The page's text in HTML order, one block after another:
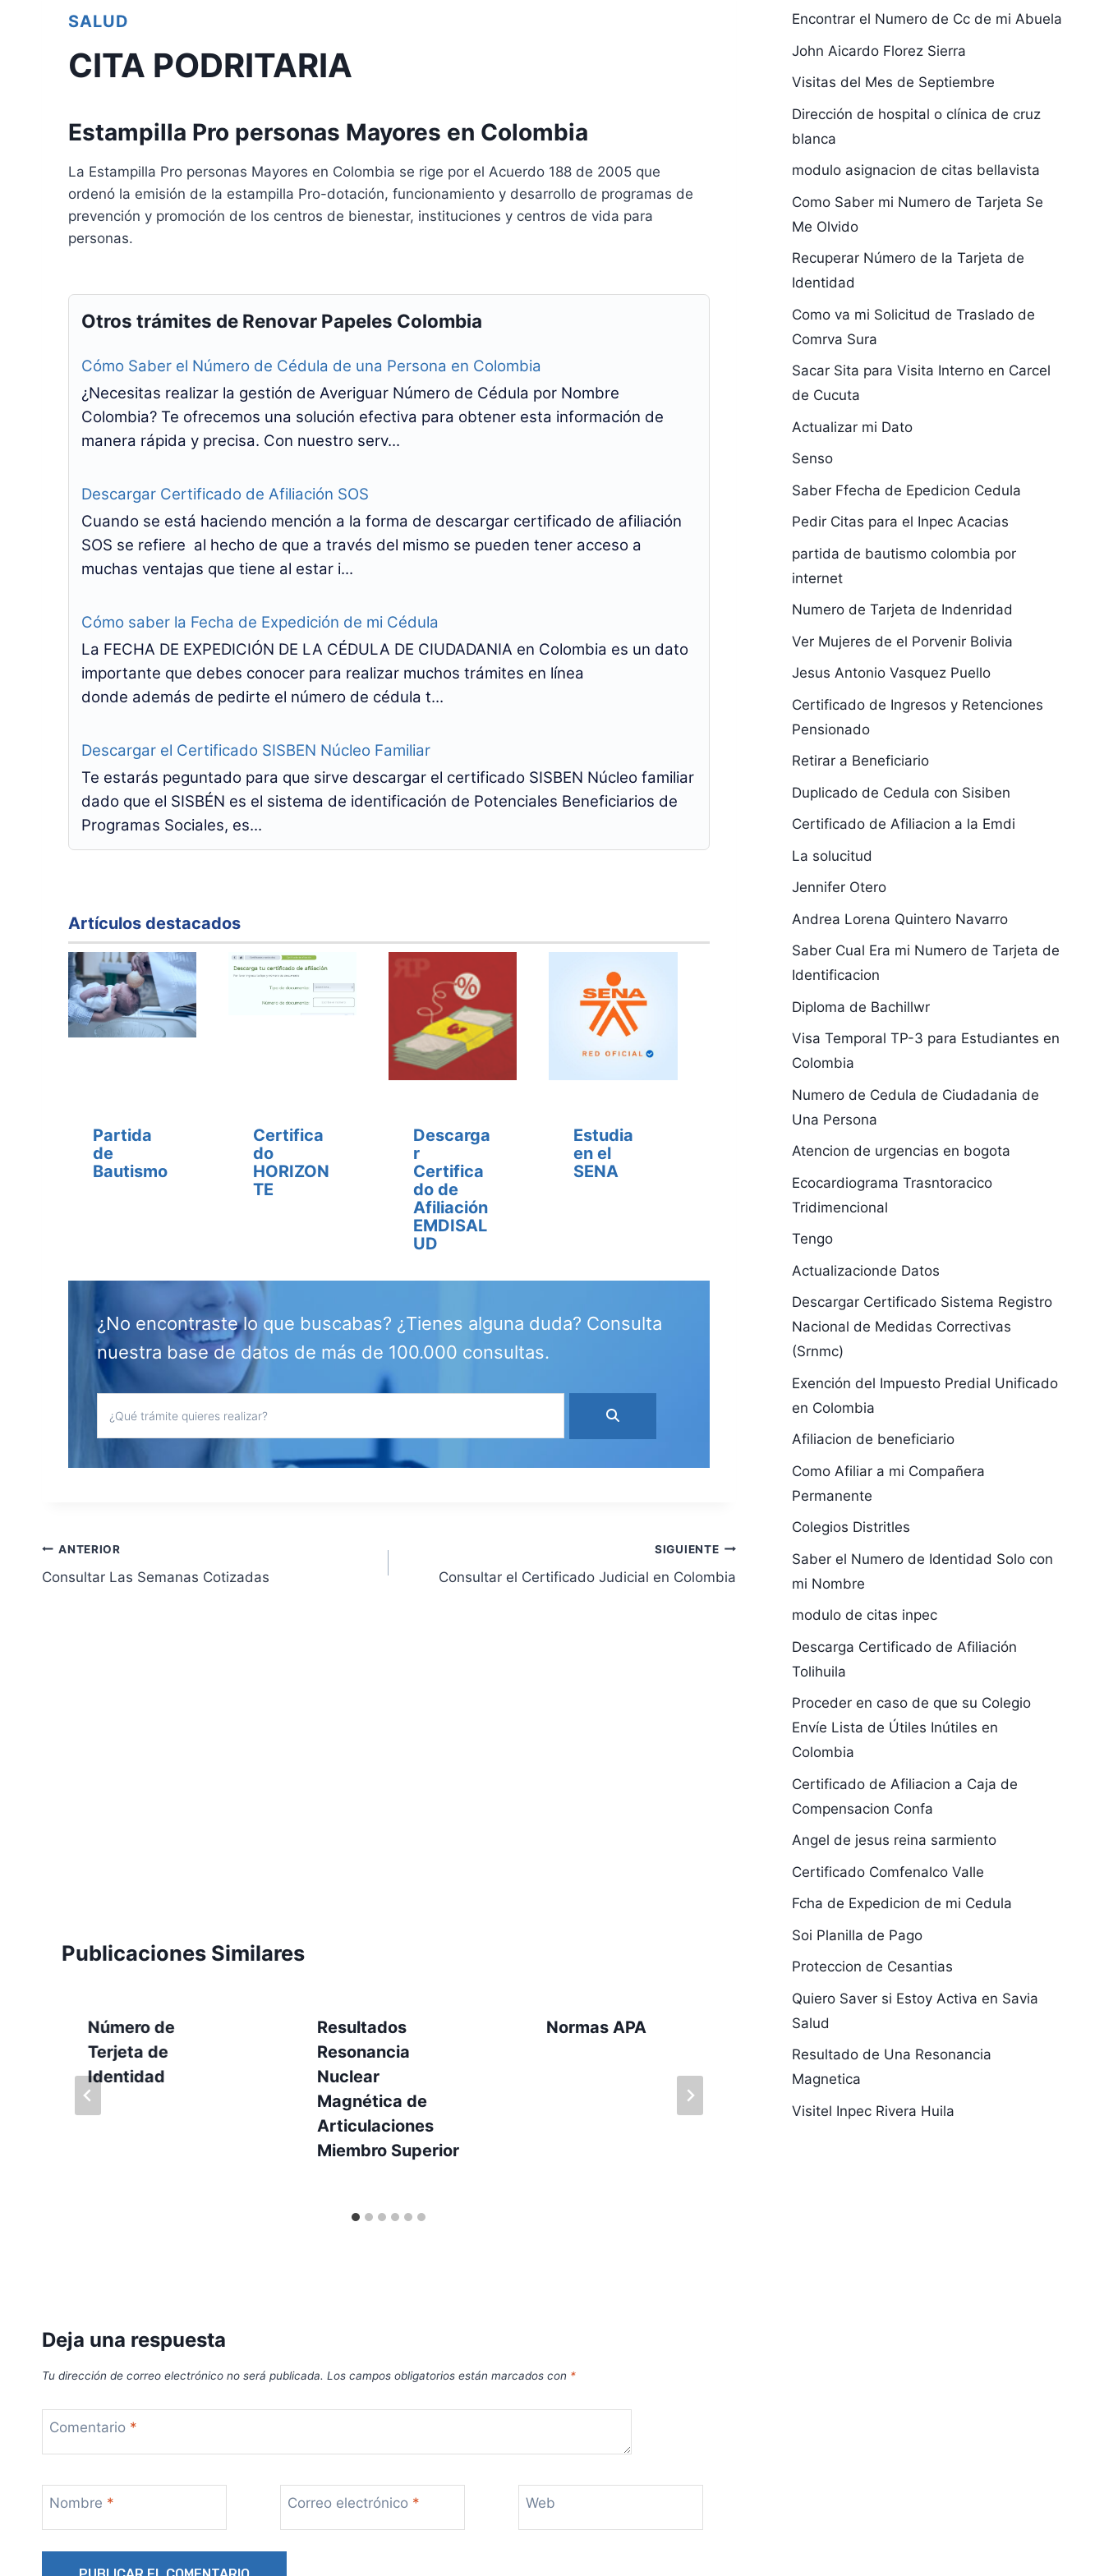
SALUD
CITA PODRITARIA
Estampilla Pro personas Mayores en Colombia
La Estampilla Pro personas Mayores en Colombia se rige por el Acuerdo 188 de 2005 que
ordenó la emisión de la estampilla Pro-dotación, funcionamiento y desarrollo de programas de
prevención y promoción de los centros de bienestar, instituciones y centros de vida para
personas.
Otros trámites de Renovar Papeles Colombia
Cómo Saber el Número de Cédula de una Persona en Colombia
¿Necesitas realizar la gestión de Averiguar Número de Cédula por Nombre
Colombia? Te ofrecemos una solución efectiva para obtener esta información de
manera rápida y precisa. Con nuestro serv...
Descargar Certificado de Afiliación SOS
Cuando se está haciendo mención a la forma de descargar certificado de afiliación
SOS se refiere al hecho de que a través del mismo se pueden tener acceso a
muchas ventajas que tiene al estar i...
Cómo saber la Fecha de Expedición de mi Cédula
La FECHA DE EXPEDICIÓN DE LA CÉDULA DE CIUDADANIA en Colombia es un dato
importante que debes conocer para realizar muchos trámites en línea
donde además de pedirte el número de cédula t...
Descargar el Certificado SISBEN Núcleo Familiar
Te estarás peguntado para que sirve descargar el certificado SISBEN Núcleo familiar
dado que el SISBÉN es el sistema de identificación de Potenciales Beneficiarios de
Programas Sociales, es...
Artículos destacados
Partida
de
Bautismo
Certifica
do
HORIZON
TE
Descarga
r
Certifica
do de
Afiliación
EMDISAL
UD
Estudia
en el
SENA
¿No encontraste lo que buscabas? ¿Tienes alguna duda? Consulta
nuestra base de datos de más de 100.000 consultas.
Navegación
de
ANTERIOR
Consultar Las Semanas Cotizadas
SIGUIENTE
Consultar el Certificado Judicial en Colombia
Publicaciones Similares
Número de
Terjeta de
Identidad
Resultados
Resonancia
Nuclear
Magnética de
Articulaciones
Miembro Superior
Normas APA
cajacopi
certificado eps
Deja una respuesta
Tu dirección de correo electrónico no será publicada. Los campos obligatorios están marcados con *
Comentario *
Nombre * Correo electrónico * Web
Encontrar el Numero de Cc de mi Abuela
John Aicardo Florez Sierra
Visitas del Mes de Septiembre
Dirección de hospital o clínica de cruz
blanca
modulo asignacion de citas bellavista
Como Saber mi Numero de Tarjeta Se
Me Olvido
Recuperar Número de la Tarjeta de
Identidad
Como va mi Solicitud de Traslado de
Comrva Sura
Sacar Sita para Visita Interno en Carcel
de Cucuta
Actualizar mi Dato
Senso
Saber Ffecha de Epedicion Cedula
Pedir Citas para el Inpec Acacias
partida de bautismo colombia por
internet
Numero de Tarjeta de Indenridad
Ver Mujeres de el Porvenir Bolivia
Jesus Antonio Vasquez Puello
Certificado de Ingresos y Retenciones
Pensionado
Retirar a Beneficiario
Duplicado de Cedula con Sisiben
Certificado de Afiliacion a la Emdi
La solucitud
Jennifer Otero
Andrea Lorena Quintero Navarro
Saber Cual Era mi Numero de Tarjeta de
Identificacion
Diploma de Bachillwr
Visa Temporal TP-3 para Estudiantes en
Colombia
Numero de Cedula de Ciudadania de
Una Persona
Atencion de urgencias en bogota
Ecocardiograma Trasntoracico
Tridimencional
Tengo
Actualizacionde Datos
Descargar Certificado Sistema Registro
Nacional de Medidas Correctivas
(Srnmc)
Exención del Impuesto Predial Unificado
en Colombia
Afiliacion de beneficiario
Como Afiliar a mi Compañera
Permanente
Colegios Distritles
Saber el Numero de Identidad Solo con
mi Nombre
modulo de citas inpec
Descarga Certificado de Afiliación
Tolihuila
Proceder en caso de que su Colegio
Envíe Lista de Útiles Inútiles en
Colombia
Certificado de Afiliacion a Caja de
Compensacion Confa
Angel de jesus reina sarmiento
Certificado Comfenalco Valle
Fcha de Expedicion de mi Cedula
Soi Planilla de Pago
Proteccion de Cesantias
Quiero Saver si Estoy Activa en Savia
Salud
Resultado de Una Resonancia
Magnetica
Visitel Inpec Rivera Huila